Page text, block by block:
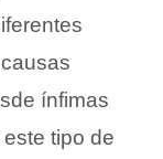
ínfimas
tipo de